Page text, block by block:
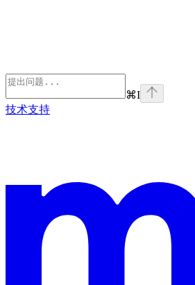
⌘I
技术支持